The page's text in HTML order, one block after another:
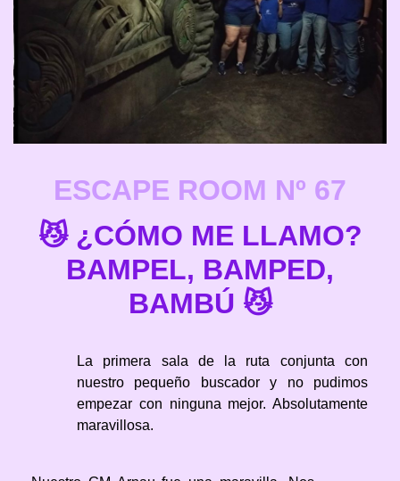
ESCAPE ROOM Nº 67
😼 ¿CÓMO ME LLAMO?
BAMPEL, BAMPED,
BAMBÚ ‍😼
La primera sala de la ruta conjunta con
nuestro pequeño buscador y no pudimos
empezar con ninguna mejor. Absolutamente
maravillosa.